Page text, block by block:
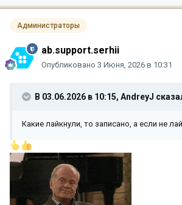
Администраторы
ab.support.serhii
Опубликовано 3 Июня, 2026 в 10:31
В 03.06.2026 в 10:15, AndreyJ
Какие лайкнули, то записано, а если не